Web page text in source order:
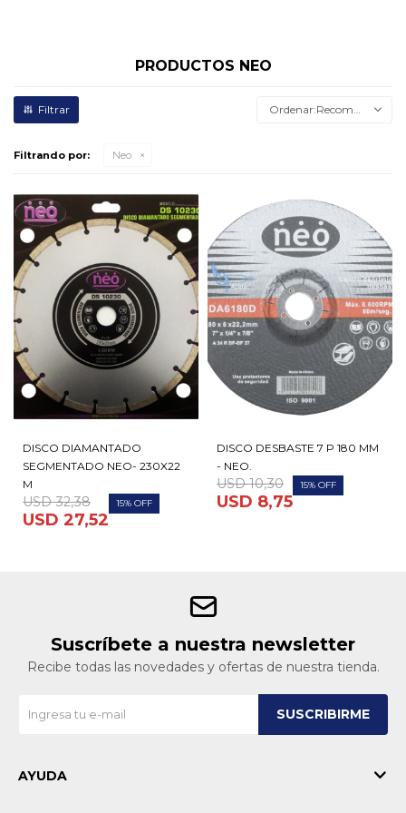
PRODUCTOS NEO
Recomendados
Filtrando por: Neo
DISCO DIAMANTADO
SEGMENTADO NEO- 230X22
M
USD 27,52
USD 32,38 15
DISCO DESBASTE 7 P 180 MM
- NEO.
USD 8,75
USD 10,30 15
Suscríbete a nuestra newsletter
Recibe todas las novedades y ofertas de nuestra tienda.
SUSCRIBIRME
AYUDA